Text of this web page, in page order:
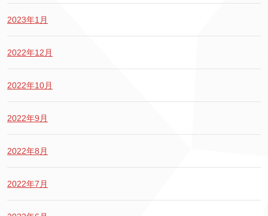
2023年1月
2022年12月
2022年10月
2022年9月
2022年8月
2022年7月